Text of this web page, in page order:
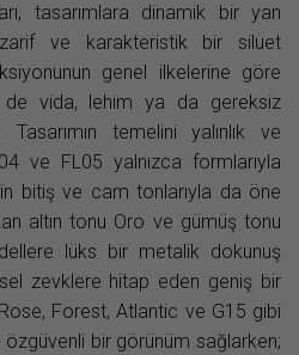
tasarımlara dinamik bir yan
zarif ve karakteristik bir siluet
genel ilkelerine göre
de vida, lehim ya da gereksiz
temelini yalınlık ve
ve FL05 yalnızca formlarıyla
bitiş ve cam tonlarıyla da öne
altın tonu Oro ve gümüş tonu
lüks bir metalik dokunuş
zevklere hitap eden geniş bir
Forest, Atlantic ve G15 gibi
bir görünüm sağlarken;